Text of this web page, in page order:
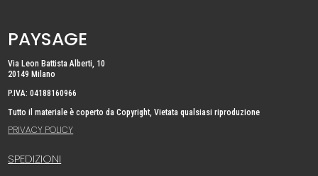
PAYSAGE
Via Leon Battista Alberti, 10
20149 Milano
P.IVA: 04188160966
Tutto il materiale è coperto da Copyright, Vietata qualsiasi riproduzione
PRIVACY POLICY
SPEDIZIONI